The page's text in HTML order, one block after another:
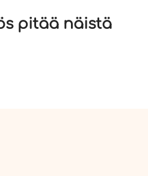
pitää näistä